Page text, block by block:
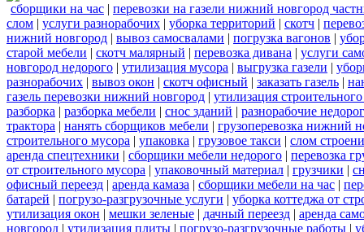
сборщики на час | перевозки на газели нижний новгород
слом | услуги разнорабочих | уборка территорий | скотч |
нижний новгород | вывоз самосвалами | погрузка вагонов |
старой мебели | скотч малярный | перевозка дивана | услуги
новгород недорого | утилизация мусора | выгрузка газели |
разнорабочих | вывоз окон | скотч офисный | заказать газель |
газель перевозки нижний новгород | утилизация
разборка | разборка мебели | снос зданий | разнорабочие
трактора | нанять сборщиков мебели | грузоперевозка нижний
строительного мусора | упаковка | грузовое такси | слом
аренда спецтехники | сборщики мебели недорого | перевозка
от строительного мусора | упаковочный материал | грузчики |
офисный переезд | аренда камаза | сборщики мебели на час |
батарей | погрузо-разгрузочные услуги | уборка коттеджа от
утилизация окон | мешки зеленые | дачный переезд | аренда
новгород | утилизация плиты | погрузо-разгрузочные работы |